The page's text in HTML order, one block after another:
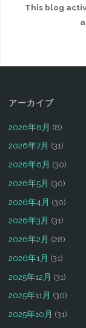
This blog
アーカイブ
2026年8月 (8)
2026年7月 (31)
2026年6月 (30)
2026年5月 (30)
2026年4月 (30)
2026年3月 (31)
2026年2月 (28)
2026年1月 (31)
2025年12月 (31)
2025年11月 (30)
2025年10月 (31)